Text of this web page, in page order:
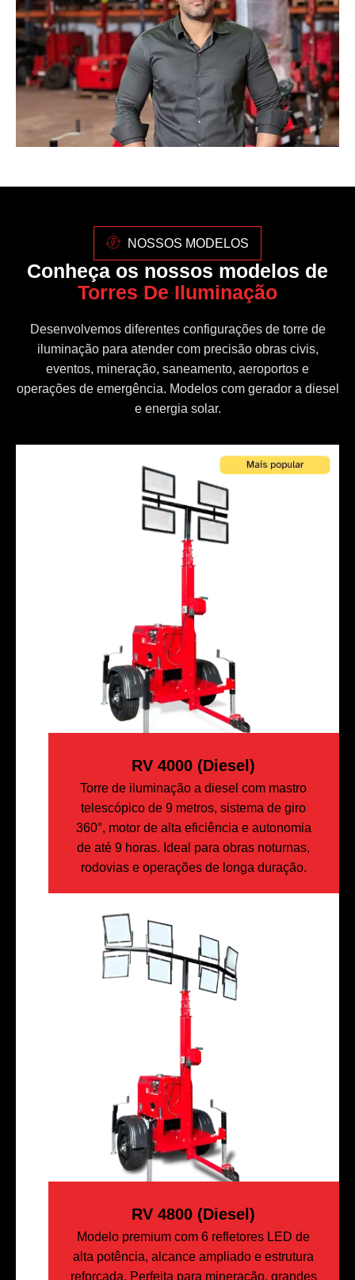
NOSSOS MODELOS
Conheça os nossos modelos de
Torres De Iluminação
Desenvolvemos diferentes configurações de torre de
iluminação para atender com precisão obras civis,
eventos, mineração, saneamento, aeroportos e
operações de emergência. Modelos com gerador a diesel
e energia solar.
RV 4000 (diesel)
Torre de iluminação a diesel com mastro
telescópico de 9 metros, sistema de giro
360°, motor de alta eficiência e autonomia
de até 9 horas. Ideal para obras noturnas,
rodovias e operações de longa duração.
RV 4800 (Diesel)
Modelo premium com 6 refletores LED de
alta potência, alcance ampliado e estrutura
reforçada. Perfeita para mineração, grandes